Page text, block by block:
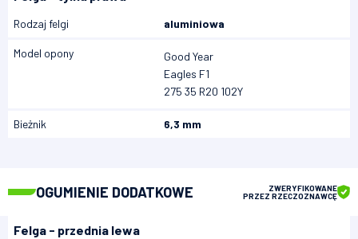
Rodzaj felgi aluminiowa
Model opony
Good Year
Eagles F1
275 35 R20 102Y
Bieżnik 6,3 mm
OGUMIENIE DODATKOWE
ZWERYFIKOWANE
PRZEZ RZECZOZNAWCĘ
Felga - przednia lewa